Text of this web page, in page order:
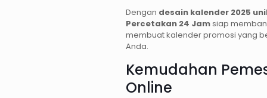
Dengan desain kalender 2025
Percetakan 24 Jamsiap
membuat kalender promosi yang
Anda.
Kemudahan
Online